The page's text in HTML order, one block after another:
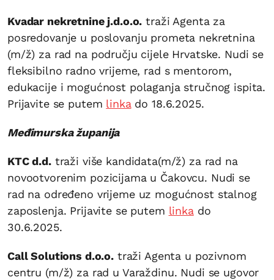
Kvadar nekretnine j.d.o.o. traži Agenta za
posredovanje u poslovanju prometa nekretnina
(m/ž) za rad na području cijele Hrvatske. Nudi se
fleksibilno radno vrijeme, rad s mentorom,
edukacije i mogućnost polaganja stručnog ispita.
Prijavite se putem linka do 18.6.2025.
Međimurska županija
KTC d.d.traži više kandidata(m/ž) za rad na
novootvorenim pozicijama u Čakovcu. Nudi se
rad na određeno vrijeme uz mogućnost stalnog
zaposlenja. Prijavite se putem linka do
30.6.2025.
Call Solutions d.o.o.traži Agenta u pozivnom
centru (m/ž) za rad u Varaždinu. Nudi se ugovor